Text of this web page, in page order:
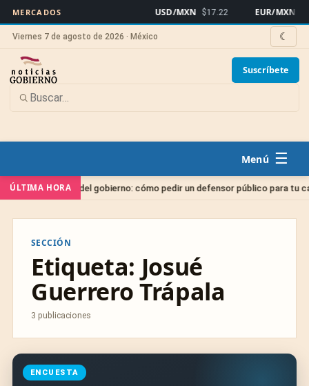
MERCADOS USD/MXN $17.22 EUR/MXN
Viernes 7 de agosto de 2026 · México ☾
Suscríbete
☰
ÚLTIMA HORA
gratis del gobierno: cómo pedir un defensor público para tu caso
SECCIÓN
Etiqueta: Josué
Guerrero Trápala
3 publicaciones
ENCUESTA